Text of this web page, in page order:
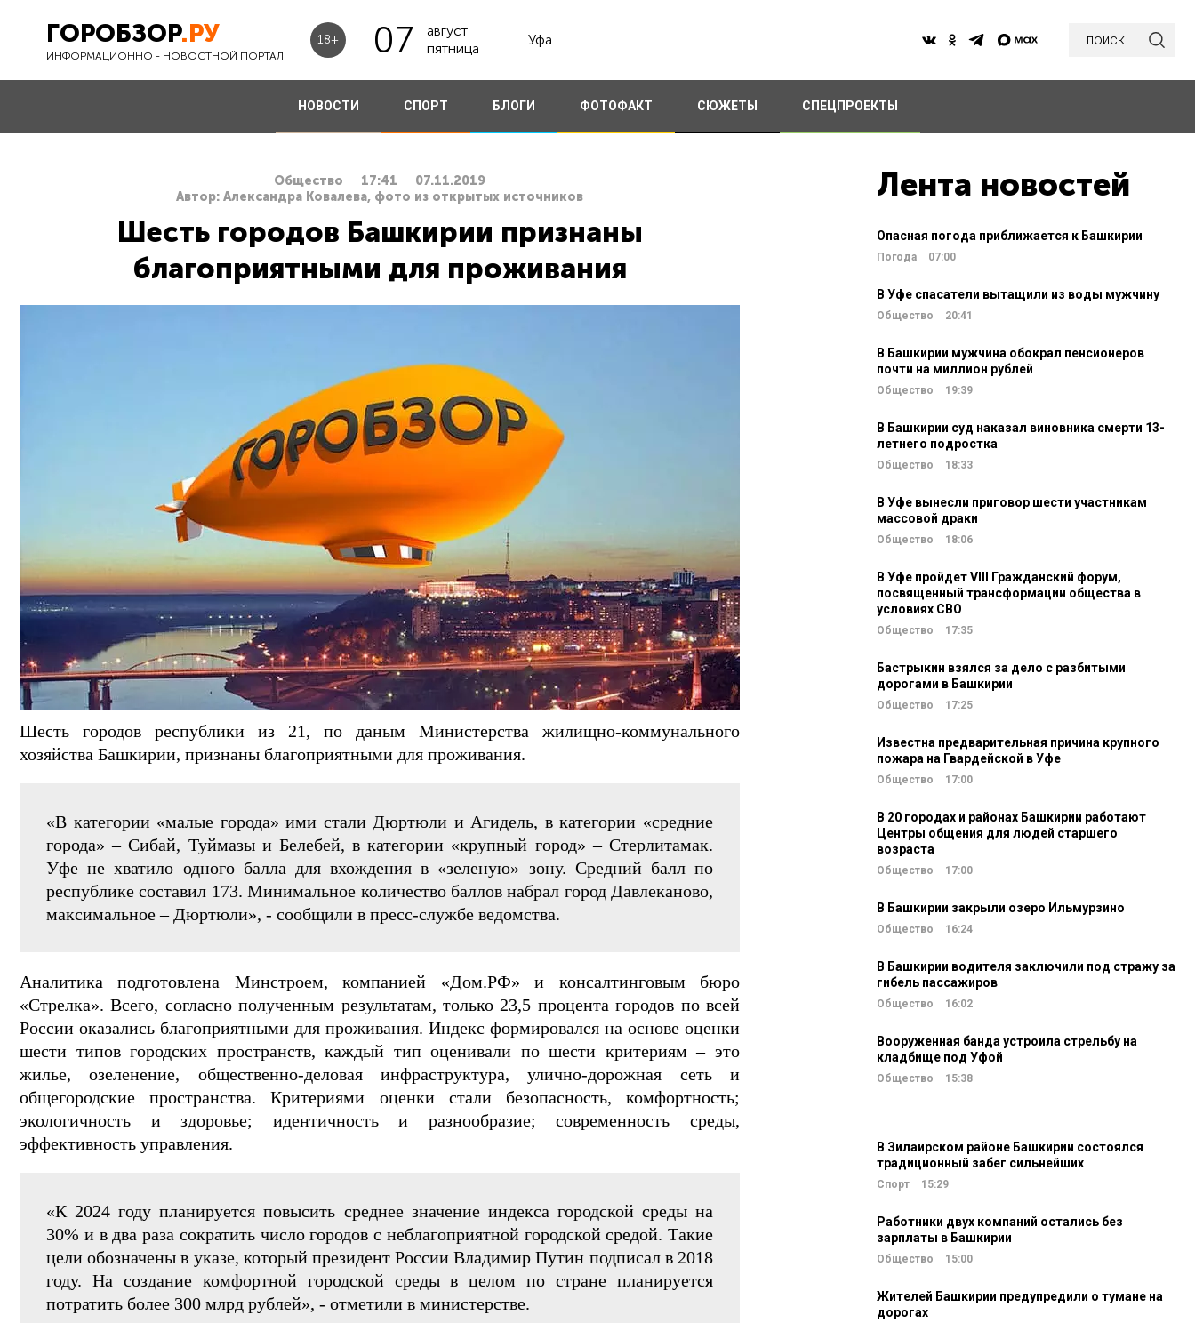
ГОРОБЗОР.РУ
ИНФОРМАЦИОННО - НОВОСТНОЙ ПОРТАЛ
18+ 07
август
пятница
Уфа поиск
НОВОСТИ СПОРТ БЛОГИ ФОТОФАКТ СЮЖЕТЫ СПЕЦПРОЕКТЫ
Общество 17:41
07.11.2019
Автор: Александра Ковалева, фото из открытых источников
Шесть городов Башкирии признаны
благоприятными для проживания
Шесть городов республики из 21, по даным Министерства жилищно-коммунального
хозяйства Башкирии, признаны благоприятными для проживания.
«В категории «малые города» ими стали Дюртюли и Агидель, в категории «средние
города» – Сибай, Туймазы и Белебей, в категории «крупный город» – Стерлитамак.
Уфе не хватило одного балла для вхождения в «зеленую» зону. Средний балл по
республике составил 173. Минимальное количество баллов набрал город Давлеканово,
максимальное – Дюртюли», - сообщили в пресс-службе ведомства.
Аналитика подготовлена Минстроем, компанией «Дом.РФ» и консалтинговым бюро
«Стрелка». Всего, согласно полученным результатам, только 23,5 процента городов по всей
России оказались благоприятными для проживания. Индекс формировался на основе оценки
шести типов городских пространств, каждый тип оценивали по шести критериям – это
жилье, озеленение, общественно-деловая инфраструктура, улично-дорожная сеть и
общегородские пространства. Критериями оценки стали безопасность, комфортность;
экологичность и здоровье; идентичность и разнообразие; современность среды,
эффективность управления.
«К 2024 году планируется повысить среднее значение индекса городской среды на
30% и в два раза сократить число городов с неблагоприятной городской средой. Такие
цели обозначены в указе, который президент России Владимир Путин подписал в 2018
году. На создание комфортной городской среды в целом по стране планируется
потратить более 300 млрд рублей», - отметили в министерстве.
Лента новостей
Опасная погода приближается к Башкирии
Погода 07:00
В Уфе спасатели вытащили из воды мужчину
Общество 20:41
В Башкирии мужчина обокрал пенсионеров
почти на миллион рублей
Общество 19:39
В Башкирии суд наказал виновника смерти 13-
летнего подростка
Общество 18:33
В Уфе вынесли приговор шести участникам
массовой драки
Общество 18:06
В Уфе пройдет VIII Гражданский форум,
посвященный трансформации общества в
условиях СВО
Общество 17:35
Бастрыкин взялся за дело с разбитыми
дорогами в Башкирии
Общество 17:25
Известна предварительная причина крупного
пожара на Гвардейской в Уфе
Общество 17:00
В 20 городах и районах Башкирии работают
Центры общения для людей старшего
возраста
Общество 17:00
В Башкирии закрыли озеро Ильмурзино
Общество 16:24
В Башкирии водителя заключили под стражу за
гибель пассажиров
Общество 16:02
Вооруженная банда устроила стрельбу на
кладбище под Уфой
Общество 15:38
В Зилаирском районе Башкирии состоялся
традиционный забег сильнейших
Спорт 15:29
Работники двух компаний остались без
зарплаты в Башкирии
Общество 15:00
Жителей Башкирии предупредили о тумане на
дорогах